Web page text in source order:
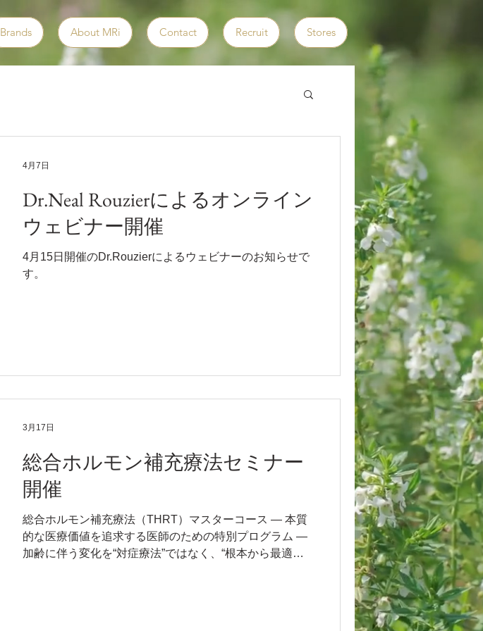
Brands About MRi Contact Recruit Stores
Dr.Neal Rouzierによるオンライン
ウェビナー開催
4月15日開催のDr.Rouzierによるウェビナーのお知らせで
す。
4月7日
総合ホルモン補充療法セミナー
開催
総合ホルモン補充療法（THRT）マスターコース ― 本質
的な医療価値を追求する医師のための特別プログラム ―
加齢に伴う変化を“対症療法”ではなく、“根本から最適化
3月17日